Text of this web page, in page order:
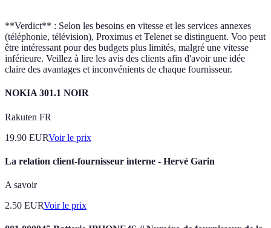
**Verdict** : Selon les besoins en vitesse et les services annexes
(téléphonie, télévision), Proximus et Telenet se distinguent. Voo peut
être intéressant pour des budgets plus limités, malgré une vitesse
inférieure. Veillez à lire les avis des clients afin d'avoir une idée
claire des avantages et inconvénients de chaque fournisseur.
NOKIA 301.1 NOIR
Rakuten FR
19.90 EURVoir le prix
La relation client-fournisseur interne - Hervé Garin
A savoir
2.50 EURVoir le prix